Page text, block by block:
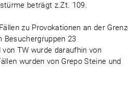
beträgt z.Zt. 109.
zu Provokationen an der
Besuchergruppen 23
TW wurde daraufhin von
wurden von Grepo Steine und